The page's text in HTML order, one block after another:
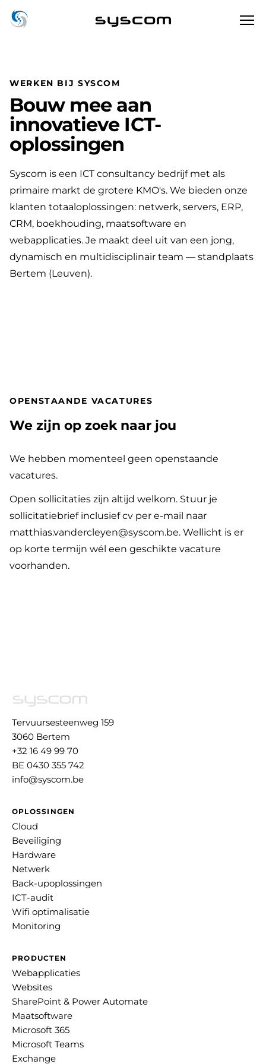
syscom
THEMA |
WERKEN BIJ SYSCOM
Bouw mee aan
innovatieve ICT-
oplossingen
Syscom is een ICT consultancy bedrijf met als
primaire markt de grotere KMO's. We bieden onze
klanten totaaloplossingen: netwerk, servers, ERP,
CRM, boekhouding, maatsoftware en
webapplicaties. Je maakt deel uit van een jong,
dynamisch en multidisciplinair team — standplaats
Bertem (Leuven).
OPENSTAANDE VACATURES
We zijn op zoek naar jou
We hebben momenteel geen openstaande
vacatures.
Open sollicitaties zijn altijd welkom. Stuur je
sollicitatiebrief inclusief cv per e-mail naar
matthias.vandercleyen@syscom.be. Wellicht is er
op korte termijn wél een geschikte vacature
voorhanden.
Tervuursesteenweg 159
3060 Bertem
+32 16 49 99 70
BE 0430 355 742
info@syscom.be
OPLOSSINGEN
Cloud
Beveiliging
Hardware
Netwerk
Back-upoplossingen
ICT-audit
Wifi optimalisatie
Monitoring
PRODUCTEN
Webapplicaties
Websites
SharePoint & Power Automate
Maatsoftware
Microsoft 365
Microsoft Teams
Exchange